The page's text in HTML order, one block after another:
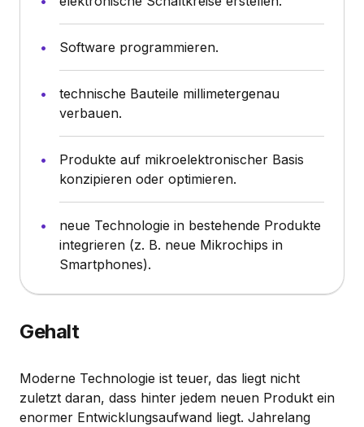
Software programmieren.
technische Bauteile millimetergenau
verbauen.
Produkte auf mikroelektronischer Basis
konzipieren oder optimieren.
neue Technologie in bestehende Produkte
integrieren (z. B. neue Mikrochips in
Smartphones).
Gehalt
Moderne Technologie ist teuer, das liegt nicht
zuletzt daran, dass hinter jedem neuen Produkt ein
enormer Entwicklungsaufwand liegt. Jahrelang